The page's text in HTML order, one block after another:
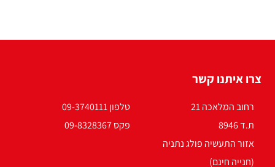
צרו איתנו קשר
רחוב המלאכה 21
ת.ד 8946
אזור התעשיה פולג נתניה
(חנייה חינם)
טלפון 09-3740111
פקס 09-8328367